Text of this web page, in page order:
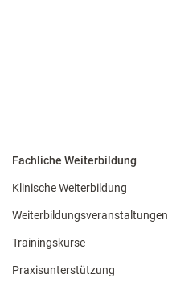
Fachliche Weiterbildung
Klinische Weiterbildung
Weiterbildungsveranstaltungen
Trainingskurse
Praxisunterstützung